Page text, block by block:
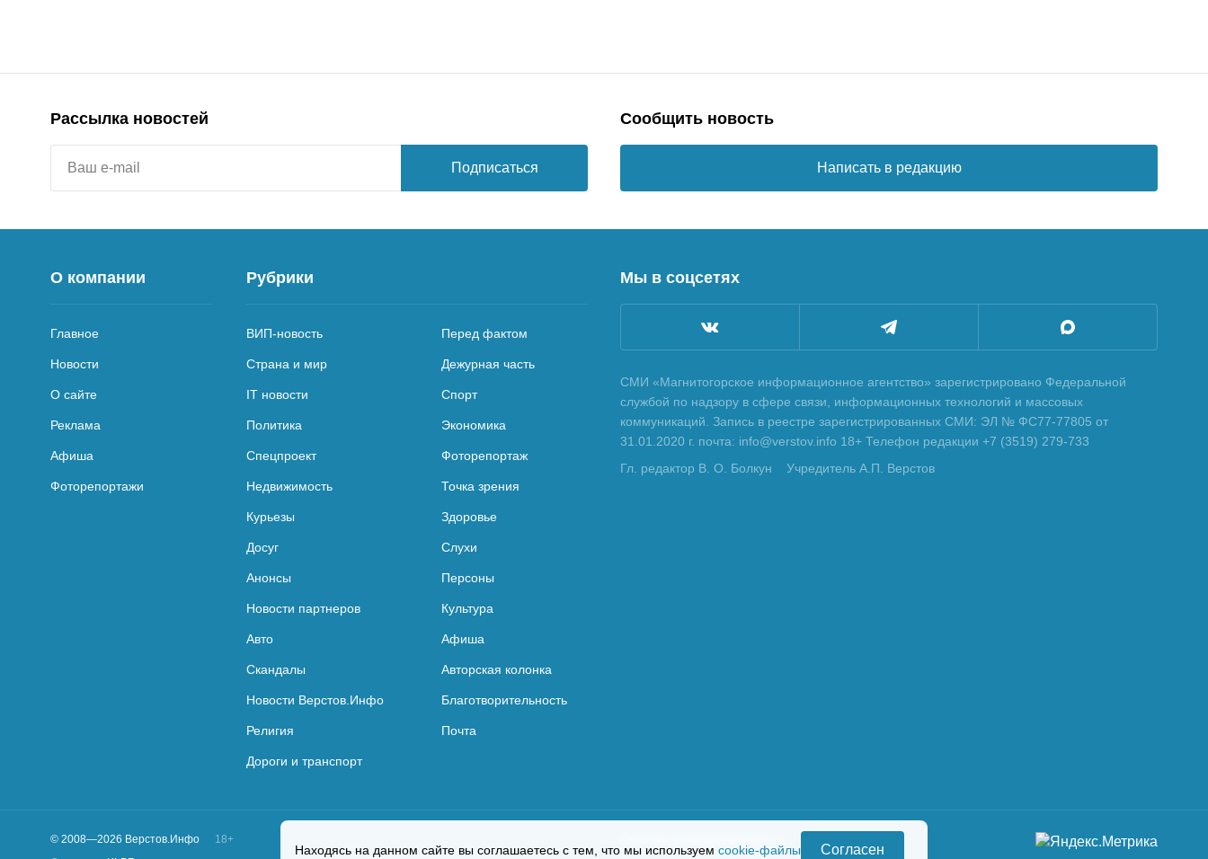
Рассылка новостей
Подписаться
Сообщить новость
Написать в редакцию
О компании
Главное
Новости
О сайте
Реклама
Афиша
Фоторепортажи
Рубрики
ВИП-новость Перед фактом
Страна и мир Дежурная часть
IT новости Спорт
Политика Экономика
Спецпроект Фоторепортаж
Недвижимость Точка зрения
Курьезы Здоровье
Досуг Слухи
Анонсы Персоны
Новости партнеров Культура
Авто Афиша
Скандалы Авторская колонка
Новости Верстов.Инфо Благотворительность
Религия Почта
Дороги и транспорт
Мы в соцсетях
СМИ «Магнитогорское информационное агентство» зарегистрировано Федеральной
службой по надзору в сфере связи, информационных технологий и массовых
коммуникаций. Запись в реестре зарегистрированных СМИ: ЭЛ № ФС77-77805 от
31.01.2020 г. почта: info@verstov.info 18+ Телефон редакции +7 (3519) 279-733
Гл. редактор В. О. Болкун
Учредитель А.П. Верстов
© 2008—2026 Верстов.Инфо
18+
Находясь на данном сайте вы соглашаетесь с тем, что мы используем cookie-файлы Согласен